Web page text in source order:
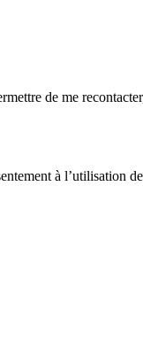
de me
à l’utilisation